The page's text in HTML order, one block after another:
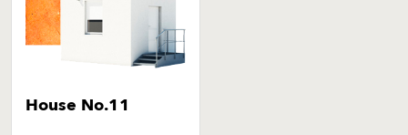
House No.11